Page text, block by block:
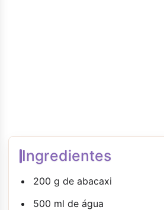
Ingredientes
200 g de abacaxi
500 ml de água